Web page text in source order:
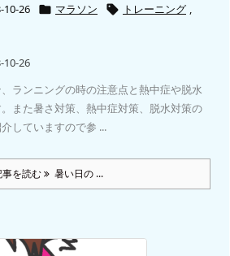
10-26  マラソン  トレーニング ,
10-26
ランニングの時の注意点と熱中症や脱水
また暑さ対策、熱中症対策、脱水対策の
していますので参 ...
事を読む 暑い日の ...